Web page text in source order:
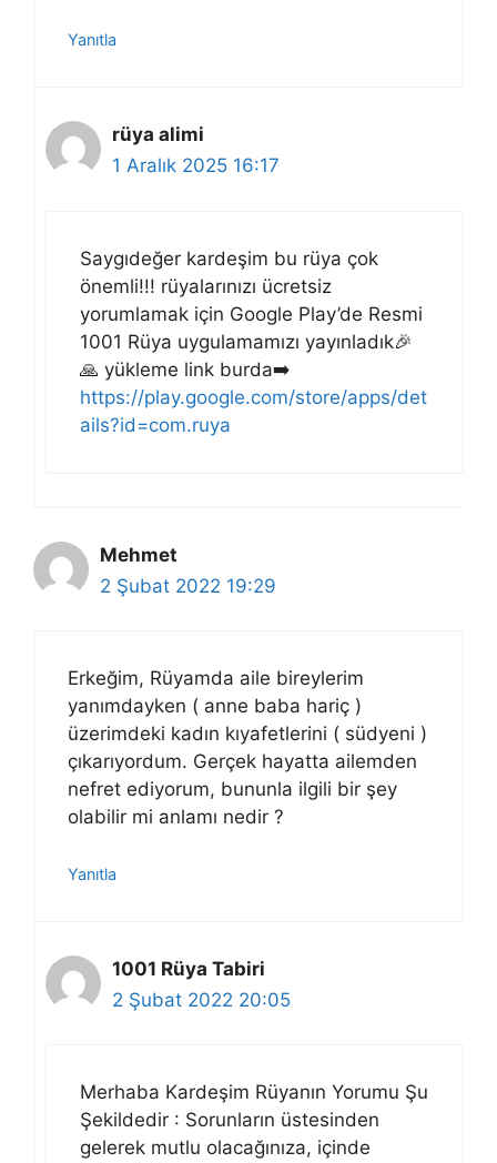
Yanıtla
rüya alimi
1 Aralık 2025 16:17
Saygıdeğer kardeşim bu rüya çok
önemli!!! rüyalarınızı ücretsiz
yorumlamak için Google Play’de Resmi
1001 Rüya uygulamamızı yayınladık🎉
🙏 yükleme link burda➡️
https://play.google.com/store/apps/det
ails?id=com.ruya
Mehmet
2 Şubat 2022 19:29
Erkeğim, Rüyamda aile bireylerim
yanımdayken ( anne baba hariç )
üzerimdeki kadın kıyafetlerini ( südyeni )
çıkarıyordum. Gerçek hayatta ailemden
nefret ediyorum, bununla ilgili bir şey
olabilir mi anlamı nedir ?
Yanıtla
1001 Rüya Tabiri
2 Şubat 2022 20:05
Merhaba Kardeşim Rüyanın Yorumu Şu
Şekildedir : Sorunların üstesinden
gelerek mutlu olacağınıza, içinde